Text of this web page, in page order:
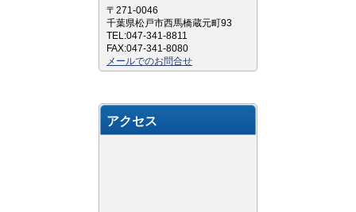
〒271-0046
千葉県松戸市西馬橋蔵元町93
TEL:047-341-8811
FAX:047-341-8080
メールでのお問合せ
アクセス